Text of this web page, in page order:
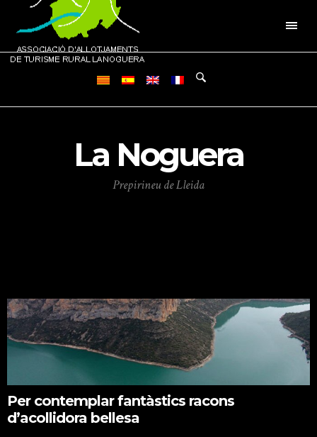
La Noguera
Prepirineu de Lleida
Per contemplar fantàstics racons
d’acollidora bellesa